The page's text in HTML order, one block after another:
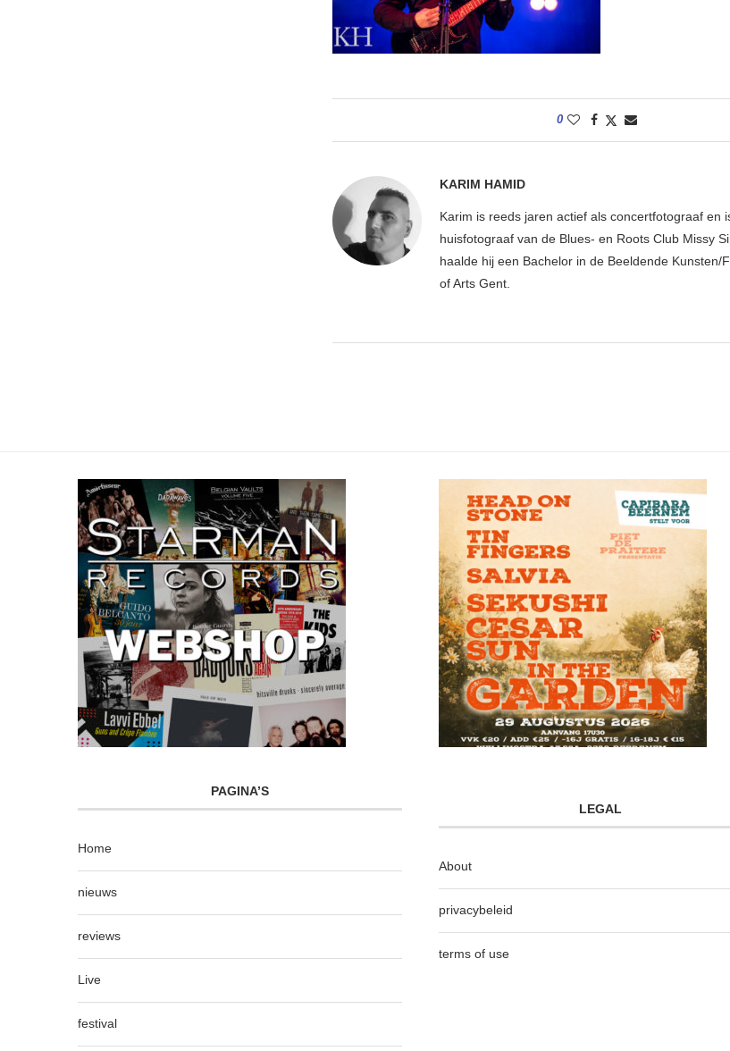
0
KARIM HAMID
Karim is reeds jaren actief als concertfotograaf en
huisfotograaf van de Blues- en Roots Club Missy
haalde hij een Bachelor in de Beeldende Kunsten/
of Arts Gent.
PAGINA’S
Home
nieuws
reviews
Live
festival
LEGAL
About
privacybeleid
terms of use